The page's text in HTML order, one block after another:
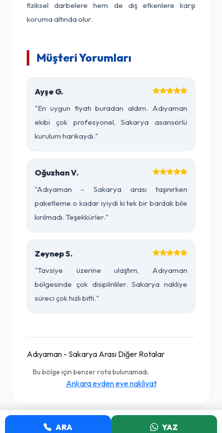
fiziksel darbelere hem de dış etkenlere karşı
koruma altında olur.
Müşteri Yorumları
Ayşe G.
"En uygun fiyatı buradan aldım. Adıyaman
ekibi çok profesyonel, Sakarya asansörlü
kurulum harikaydı."
Oğuzhan V.
"Adıyaman - Sakarya arası taşınırken
paketleme o kadar iyiydi ki tek bir bardak bile
kırılmadı. Teşekkürler."
Zeynep S.
"Tavsiye üzerine ulaştım, Adıyaman
bölgesinde çok disiplinliler. Sakarya nakliye
süreci çok hızlı bitti."
Adıyaman - Sakarya Arası Diğer Rotalar
Bu bölge için benzer rota bulunamadı.
Ankara evden eve nakliyat
ARA YAZ